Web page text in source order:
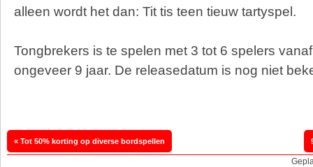
alleen wordt het dan: Tit tis teen tieuw tartyspel.
Tongbrekers is te spelen met 3 tot 6 spelers
ongeveer 9 jaar. De releasedatum is nog niet
« Tot 50% korting op diverse bordspellen